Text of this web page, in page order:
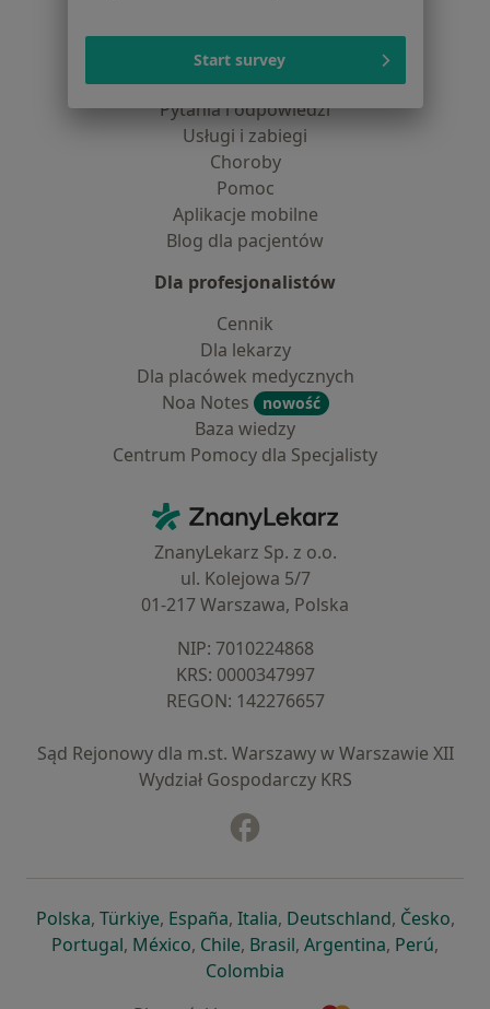
Lekarze
Placówki medyczne
Pytania i odpowiedzi
Usługi i zabiegi
Choroby
Pomoc
Aplikacje mobilne
Blog dla pacjentów
Dla profesjonalistów
Cennik
Dla lekarzy
Dla placówek medycznych
Noa Notes
nowość
Baza wiedzy
Centrum Pomocy dla Specjalisty
ZnanyLekarz - Strona główna
ZnanyLekarz Sp. z o.o.
ul. Kolejowa 5/7
01-217 Warszawa, Polska
NIP: ⁠7010224868
KRS: ⁠0000347997
REGON: ⁠142276657
Sąd Rejonowy dla m.st. Warszawy w Warszawie XII
Wydział Gospodarczy KRS
Polskaotwiera się w nowej karcie
, Türkiyeotwiera się w nowej karcie
, Españaotwiera się w nowej karcie
, Italiaotwiera się w nowej
, Deutschlandotwiera się
, Česko,
Portugalotwiera się w nowej karcie
, Méxicootwiera się w nowej karcie
, Chileotwiera się w nowej karcie
, Brasilotwiera się w nowej
, Argentinaotwiera się
, Perú,
Colombia
Start survey